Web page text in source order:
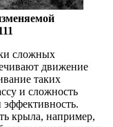
сложных
движение
таких
и сложность
крыла, например,